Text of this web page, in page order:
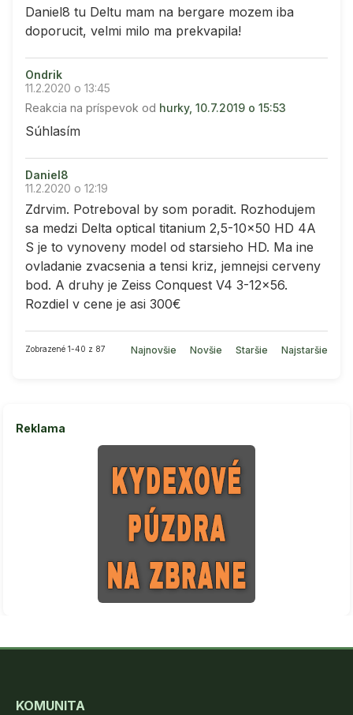
Daniel8 tu Deltu mam na bergare mozem iba
doporucit, velmi milo ma prekvapila!
Ondrik
11.2.2020 o 13:45
Reakcia na príspevok od hurky, 10.7.2019 o 15:53
Súhlasím
Daniel8
11.2.2020 o 12:19
Zdrvim. Potreboval by som poradit. Rozhodujem
sa medzi Delta optical titanium 2,5-10x50 HD 4A
S je to vynoveny model od starsieho HD. Ma ine
ovladanie zvacsenia a tensi kriz, jemnejsi cerveny
bod. A druhy je Zeiss Conquest V4 3-12x56.
Rozdiel v cene je asi 300€
Zobrazené 1-40 z 87 Najnovšie Novšie Staršie Najstaršie
Reklama
KOMUNITA